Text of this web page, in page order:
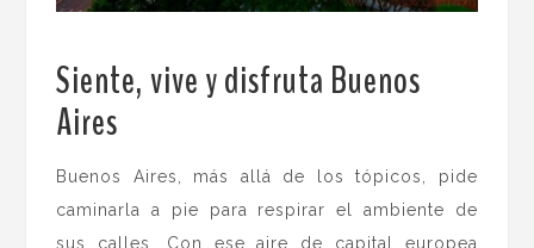
Siente, vive y disfruta Buenos
Aires
Buenos Aires, más allá de los tópicos, pide
caminarla a pie para respirar el ambiente de
sus calles. Con ese aire de capital europea